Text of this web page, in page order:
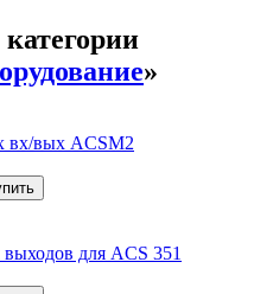
»
вх/вых ACSM2
для ACS 351